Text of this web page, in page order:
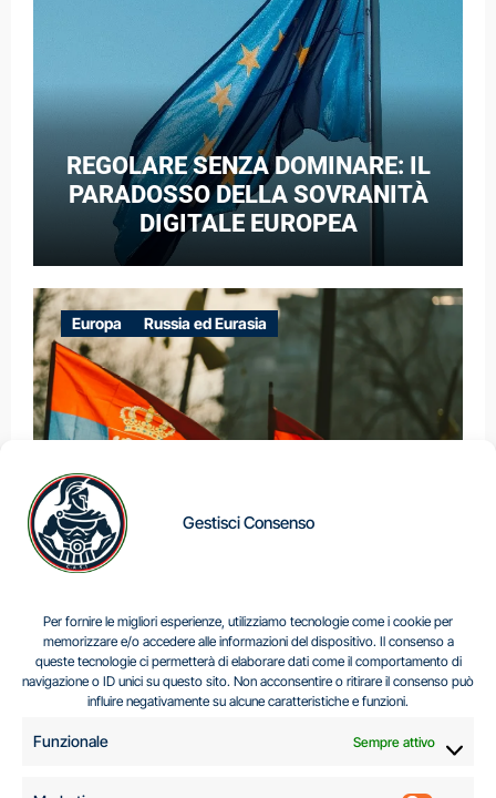
Gestisci Consenso
Per fornire le migliori esperienze, utilizziamo tecnologie come i cookie per
memorizzare e/o accedere alle informazioni del dispositivo. Il consenso a
queste tecnologie ci permetterà di elaborare dati come il comportamento di
navigazione o ID unici su questo sito. Non acconsentire o ritirare il consenso può
influire negativamente su alcune caratteristiche e funzioni.
Funzionale Sempre attivo
REGOLARE SENZA DOMINARE: IL
PARADOSSO DELLA SOVRANITÀ
DIGITALE EUROPEA
Europa Russia ed Eurasia
Centro Analisi e Studi Italus © Tutti i diritti riservati